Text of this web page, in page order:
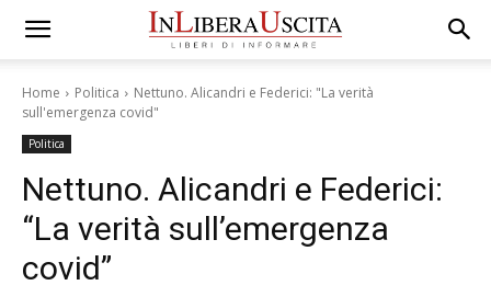
Home Politica
Nettuno. Alicandri e Federici: "La verità
sull'emergenza covid"
Politica
Nettuno. Alicandri e Federici:
“La verità sull’emergenza
covid”